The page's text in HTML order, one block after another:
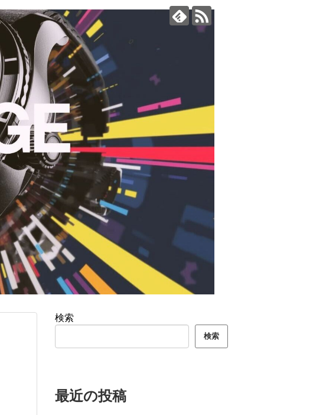
検索
検索
最近の投稿